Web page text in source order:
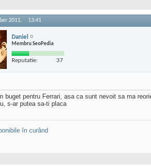
2011, 13:41
Daniel
Membru SeoPedia
Reputatie: 37
buget pentru Ferrari, asa ca sunt nevoit sa ma
s-ar putea sa-ti placa
în curând